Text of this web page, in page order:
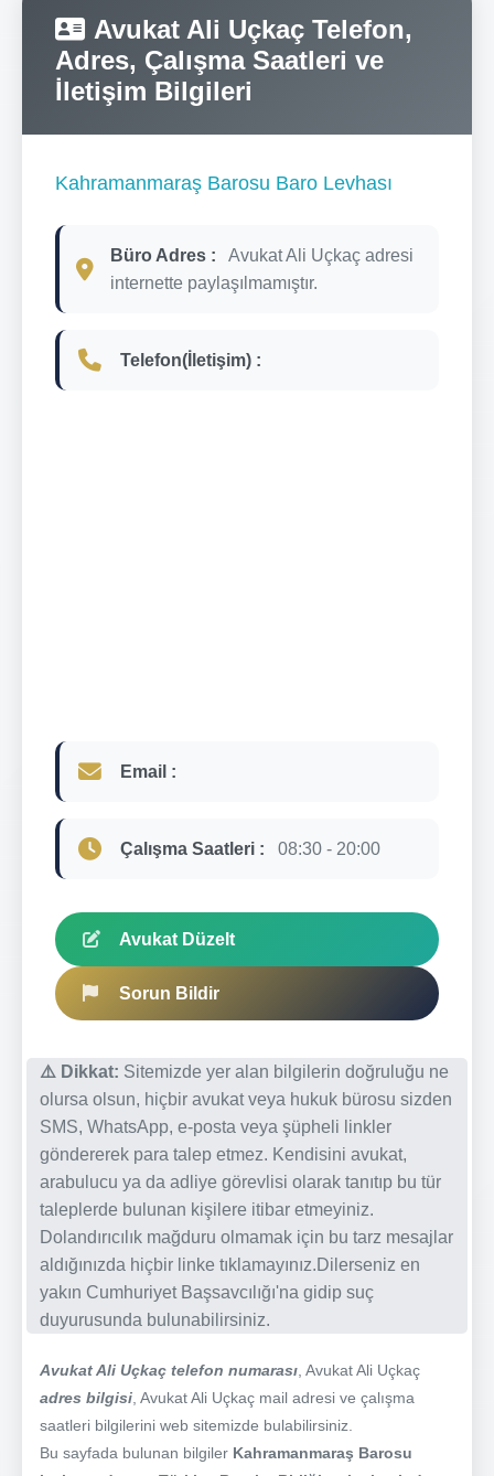
Avukat Ali Uçkaç Telefon,
Adres, Çalışma Saatleri ve
İletişim Bilgileri
Kahramanmaraş Barosu Baro Levhası
Büro Adres :
Avukat Ali Uçkaç adresi
internette paylaşılmamıştır.
Telefon(İletişim) :
Email :
Çalışma Saatleri : 08:30 - 20:00
Avukat Düzelt
Sorun Bildir
⚠️ Dikkat: Sitemizde yer alan bilgilerin doğruluğu ne
olursa olsun, hiçbir avukat veya hukuk bürosu sizden
SMS, WhatsApp, e-posta veya şüpheli linkler
göndererek para talep etmez. Kendisini avukat,
arabulucu ya da adliye görevlisi olarak tanıtıp bu tür
taleplerde bulunan kişilere itibar etmeyiniz.
Dolandırıcılık mağduru olmamak için bu tarz mesajlar
aldığınızda hiçbir linke tıklamayınız.Dilerseniz en
yakın Cumhuriyet Başsavcılığı'na gidip suç
duyurusunda bulunabilirsiniz.
Avukat Ali Uçkaç telefon numarası , Avukat Ali Uçkaç
adres bilgisi , Avukat Ali Uçkaç mail adresi ve çalışma
saatleri bilgilerini web sitemizde bulabilirsiniz.
Bu sayfada bulunan bilgiler Kahramanmaraş Barosu